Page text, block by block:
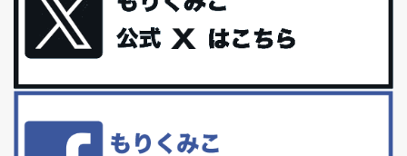
体に優しい、私のふるさと納税５選。
今回は、最近毎回定期的に購入している「楽天ふるさと納税」の返
礼品トップ５を紹介します。今までいろ...
更年期を穏やかに乗りきるために今できる５つのこと。
といった更年期症状はまだ...